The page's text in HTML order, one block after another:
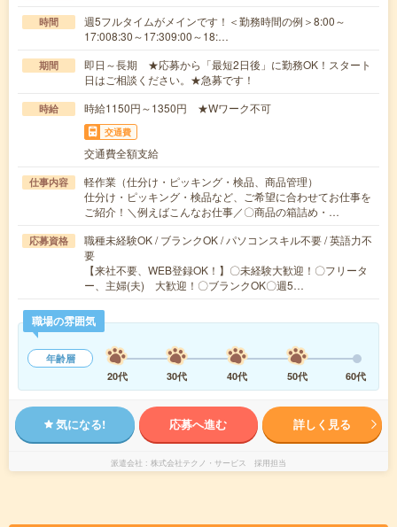
時間
週5フルタイムがメインです！＜勤務時間の例＞8:00～
17:008:30～17:309:00～18:…
期間
即日～長期 ★応募から「最短2日後」に勤務OK！スタート
日はご相談ください。★急募です！
時給 時給1150円～1350円 ★Wワーク不可
交通費
交通費全額支給
仕事内容
軽作業（仕分け・ピッキング・検品、商品管理）
仕分け・ピッキング・検品など、ご希望に合わせてお仕事を
ご紹介！＼例えばこんなお仕事／〇商品の箱詰め・…
応募資格
職種未経験OK / ブランクOK / パソコンスキル不要 / 英語力不
要
【来社不要、WEB登録OK！】〇未経験大歓迎！〇フリータ
ー、主婦(夫) 大歓迎！〇ブランクOK〇週5…
職場の雰囲気
年齢層
20代
30代 40代 50代 60代
気になる! 応募へ進む 詳しく見る
派遣会社 株式会社テクノ・サービス 採用担当